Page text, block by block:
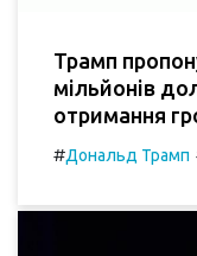
Трамп
мільйонів
отримання
#Дональд Трамп